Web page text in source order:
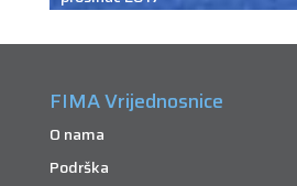
FIMA Vrijednosnice
O nama
Podrška